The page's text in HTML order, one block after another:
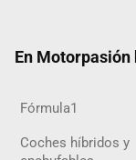
En Motorpasión
Fórmula1
Coches híbridos y